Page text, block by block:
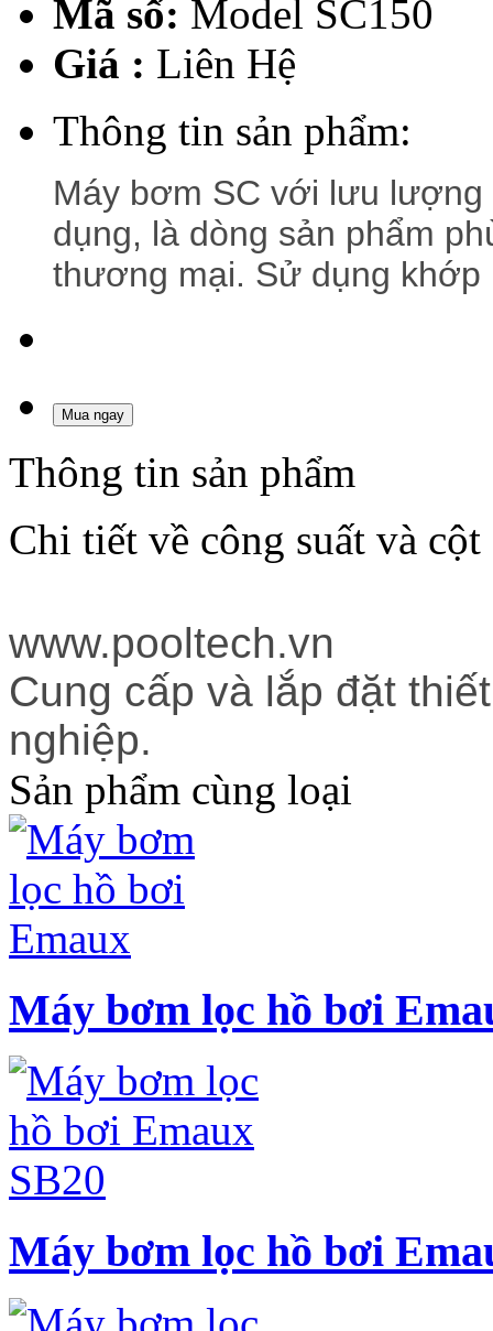
Mã số: Model SC150
Giá : Liên Hệ
Thông tin sản phẩm:
Máy bơm SC với lưu
dụng, là dòng sản phẩm
thương mại. Sử dụng khớp
Mua ngay
Thông tin sản phẩm
Chi tiết về công suất và cột
www.pooltech.vn
Cung cấp và lắp đặt
nghiệp.
Sản phẩm cùng loại
Máy bơm lọc hồ bơi
Máy bơm lọc hồ bơi